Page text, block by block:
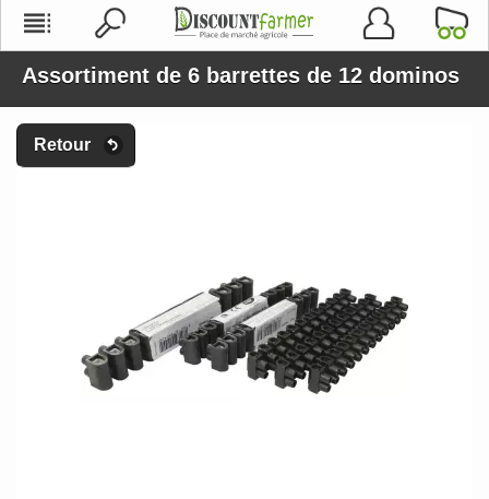
Assortiment de 6 barrettes de 12 dominos
Retour